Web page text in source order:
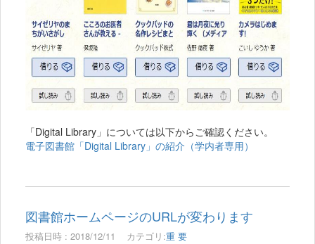
「Digital Library」については以下からご確認ください。
電子図書館「Digital Library」の紹介（学内者専用）
図書館ホームページのURLが変わります
投稿日時 : 2018/12/11 カテゴリ:重 要